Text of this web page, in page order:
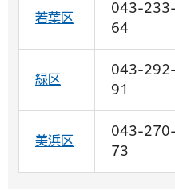
若葉区
043-
64
緑区
043-
91
美浜区
043-
73